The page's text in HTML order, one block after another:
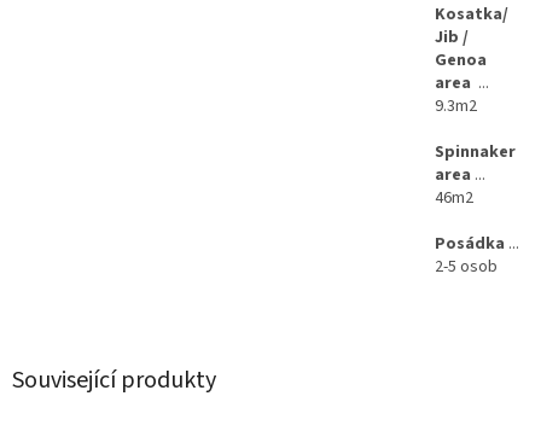
Související produkty
Kosatka/
Jib /
Genoa
area ...
9.3m2
Spinnaker
area ...
46m2
Posádka ...
2-5 osob